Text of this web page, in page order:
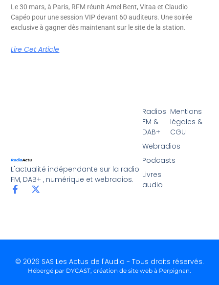
Le 30 mars, à Paris, RFM réunit Amel Bent, Vitaa et Claudio
Capéo pour une session VIP devant 60 auditeurs. Une soirée
exclusive à gagner dès maintenant sur le site de la station.
Lire Cet Article
L'actualité indépendante sur la radio
FM, DAB+ , numérique et webradios.
Radios
FM &
DAB+
Webradios
Podcasts
Livres
audio
Mentions
légales &
CGU
© 2026 SAS Les Actus de l'Audio - Tous droits réservés.
Hébergé par DYCAST, création de site web à Perpignan.